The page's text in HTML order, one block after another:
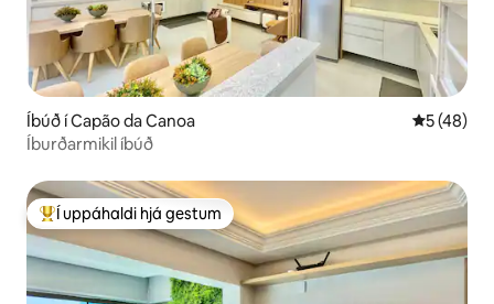
Íbúð í Capão da Canoa 5 af 5 í
5 (48)
Íburðarmikil íbúð
Í mestu uppáhaldi hjá gestum
Í uppáhaldi hjá gestum